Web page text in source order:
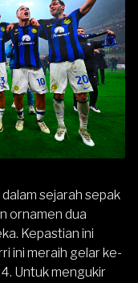
sejarah sepak
ornamen dua
Kepastian ini
ini meraih gelar ke-
Untuk mengukir